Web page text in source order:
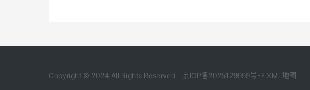
Copyright © 2024 All Rights Reserved. 京ICP备2025129959号-7 XML地图